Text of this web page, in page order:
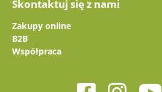
Skontaktuj się z nami
Zakupy online
B2B
Współpraca